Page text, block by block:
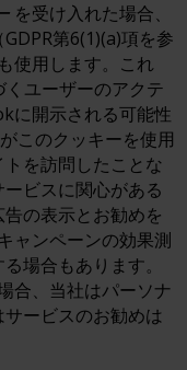
を受け入れた場合、
第6(1)(a)項を参
使用します。これ
ユーザーのアクテ
に開示される可能性
このクッキーを使用
を訪問したことな
ビスに関心がある
の表示とお勧めを
ャンペーンの効果測
場合もあります。
合、当社はパーソナ
ービスのお勧めは